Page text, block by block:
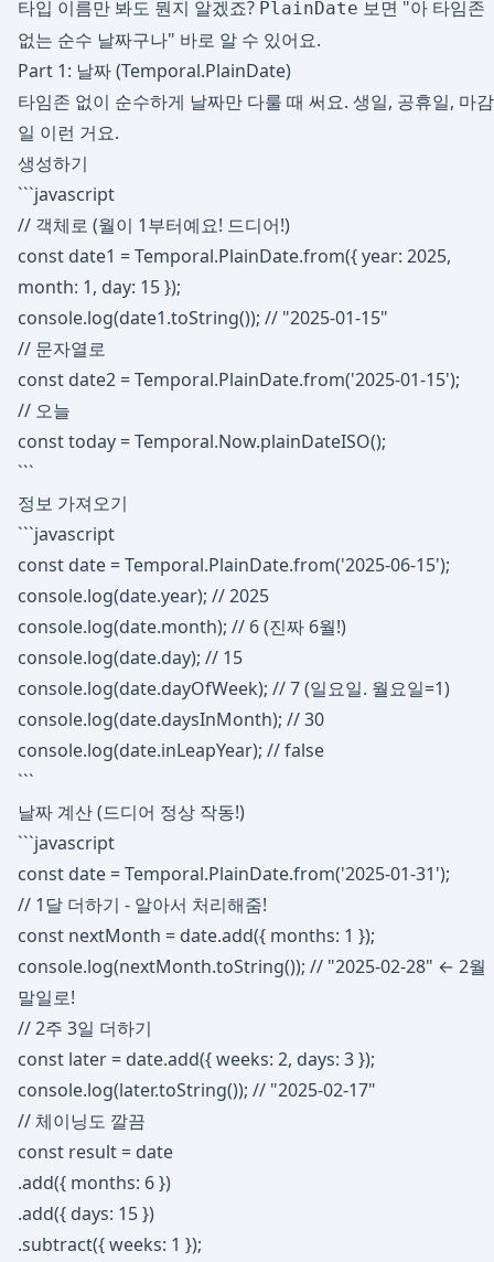
타입 이름만 봐도 뭔지 알겠죠? PlainDate 보면 "아 타임존
없는 순수 날짜구나" 바로 알 수 있어요.
Part 1: 날짜 (Temporal.PlainDate)
타임존 없이 순수하게 날짜만 다룰 때 써요. 생일, 공휴일, 마감
일 이런 거요.
생성하기
```javascript
// 객체로 (월이 1부터예요! 드디어!)
const date1 = Temporal.PlainDate.from({ year: 2025,
month: 1, day: 15 });
console.log(date1.toString()); // "2025-01-15"
// 문자열로
const date2 = Temporal.PlainDate.from('2025-01-15');
// 오늘
const today = Temporal.Now.plainDateISO();
```
정보 가져오기
```javascript
const date = Temporal.PlainDate.from('2025-06-15');
console.log(date.year); // 2025
console.log(date.month); // 6 (진짜 6월!)
console.log(date.day); // 15
console.log(date.dayOfWeek); // 7 (일요일. 월요일=1)
console.log(date.daysInMonth); // 30
console.log(date.inLeapYear); // false
```
날짜 계산 (드디어 정상 작동!)
```javascript
const date = Temporal.PlainDate.from('2025-01-31');
// 1달 더하기 - 알아서 처리해줌!
const nextMonth = date.add({ months: 1 });
console.log(nextMonth.toString()); // "2025-02-28" ← 2월
말일로!
// 2주 3일 더하기
const later = date.add({ weeks: 2, days: 3 });
console.log(later.toString()); // "2025-02-17"
// 체이닝도 깔끔
const result = date
.add({ months: 6 })
.add({ days: 15 })
.subtract({ weeks: 1 });